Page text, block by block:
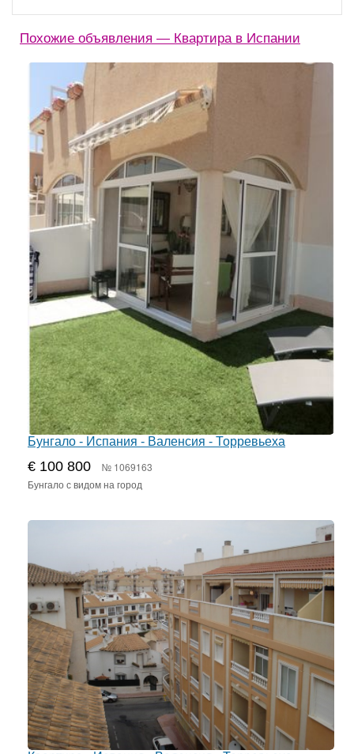
Похожие объявления — Квартира в Испании
Бунгало - Испания - Валенсия - Торревьеха
€ 100 800 № 1069163
Бунгало с видом на город